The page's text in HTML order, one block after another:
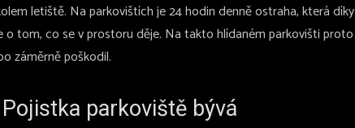
letiště. Na parkovištích je 24 hodin denně ostraha, která díky
tom, co se v prostoru děje. Na takto hlídaném parkovišti proto
záměrně poškodil.
parkoviště bývá